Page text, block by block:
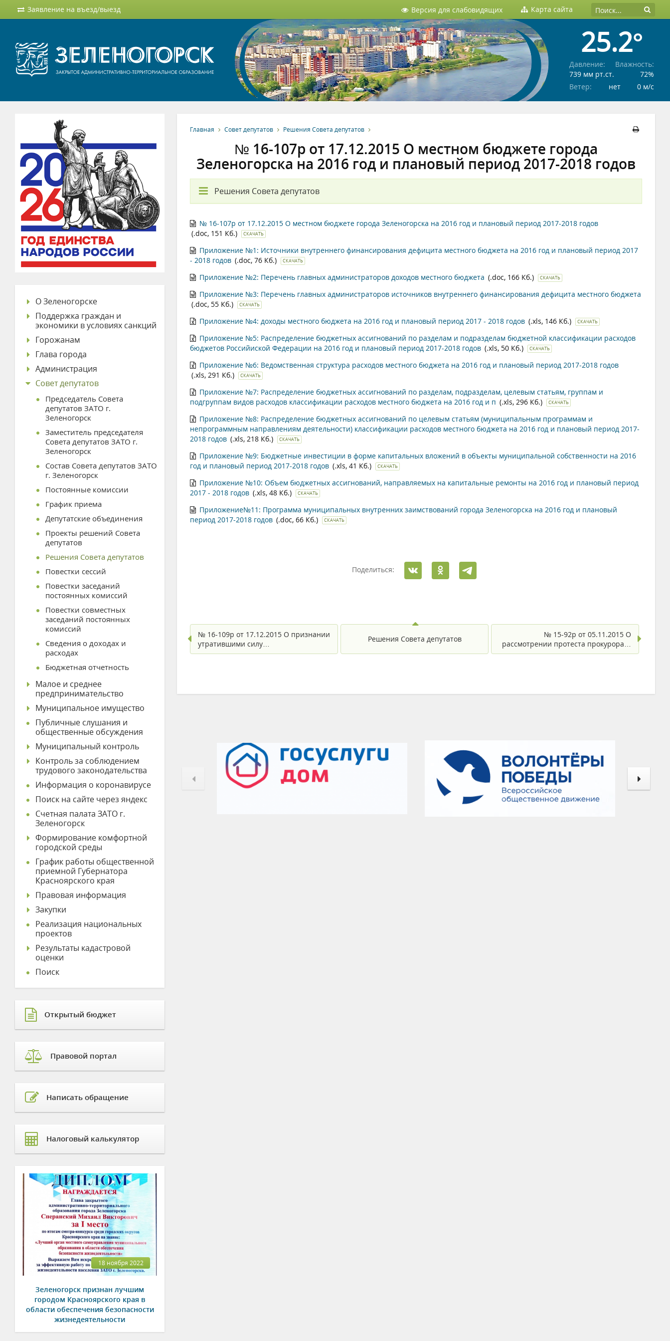
Заявление на въезд/выезд Версия для слабовидящих Карта сайта
25.2°
Давление:
739 мм рт.ст.
Влажность:
72%
Ветер:
нет 0 м/c
Главная Совет депутатов Решения Совета депутатов
№ 16-107р от 17.12.2015 О местном бюджете города
Зеленогорска на 2016 год и плановый период 2017-2018 годов
Решения Совета депутатов
№ 16-107р от 17.12.2015 О местном бюджете города Зеленогорска на 2016 год и плановый период 2017-2018 годов
(.doc, 151 Кб.)
СКАЧАТЬ
Приложение №1: Источники внутреннего финансирования дефицита местного бюджета на 2016 год и плановый период 2017
- 2018 годов (.doc, 76 Кб.) СКАЧАТЬ
Приложение №2: Перечень главных администраторов доходов местного бюджета (.doc, 166 Кб.) СКАЧАТЬ
Приложение №3: Перечень главных администраторов источников внутреннего финансирования дефицита местного бюджета
(.doc, 55 Кб.)
СКАЧАТЬ
Приложение №4: доходы местного бюджета на 2016 год и плановый период 2017 - 2018 годов (.xls, 146 Кб.) СКАЧАТЬ
Приложение №5: Распределение бюджетных ассигнований по разделам и подразделам бюджетной классификации расходов
бюджетов Российиской Федерации на 2016 год и плановый период 2017-2018 годов (.xls, 50 Кб.) СКАЧАТЬ
Приложение №6: Ведомственная структура расходов местного бюджета на 2016 год и плановый период 2017-2018 годов
(.xls, 291 Кб.)
СКАЧАТЬ
Приложение №7: Распределение бюджетных ассигнований по разделам, подразделам, целевым статьям, группам и
подгруппам видов расходов классификации расходов местного бюджета на 2016 год и п (.xls, 296 Кб.) СКАЧАТЬ
Приложение №8: Распределение бюджетных ассигнований по целевым статьям (муниципальным программам и
непрограммным направлениям деятельности) классификации расходов местного бюджета на 2016 год и плановый период 2017-
2018 годов (.xls, 218 Кб.) СКАЧАТЬ
Приложение №9: Бюджетные инвестиции в форме капитальных вложений в объекты муниципальной собственности на 2016
год и плановый период 2017-2018 годов (.xls, 41 Кб.) СКАЧАТЬ
Приложение №10: Объем бюджетных ассигнований, направляемых на капитальные ремонты на 2016 год и плановый период
2017 - 2018 годов (.xls, 48 Кб.) СКАЧАТЬ
Приложение№11: Программа муниципальных внутренних заимствований города Зеленогорска на 2016 год и плановый
период 2017-2018 годов (.doc, 66 Кб.) СКАЧАТЬ
Поделиться:
№ 16-109р от 17.12.2015 О признании
утратившими силу…
Решения Совета депутатов
№ 15-92р от 05.11.2015 О
рассмотрении протеста прокурора…
О Зеленогорске
Поддержка граждан и
экономики в условиях санкций
Горожанам
Глава города
Администрация
Совет депутатов
Председатель Совета
депутатов ЗАТО г.
Зеленогорск
Заместитель председателя
Совета депутатов ЗАТО г.
Зеленогорск
Состав Совета депутатов ЗАТО
г. Зеленогорск
Постоянные комиссии
График приема
Депутатские объединения
Проекты решений Совета
депутатов
Решения Совета депутатов
Повестки сессий
Повестки заседаний
постоянных комиссий
Повестки совместных
заседаний постоянных
комиссий
Сведения о доходах и
расходах
Бюджетная отчетность
Малое и среднее
предпринимательство
Муниципальное имущество
Публичные слушания и
общественные обсуждения
Муниципальный контроль
Контроль за соблюдением
трудового законодательства
Информация о коронавирусе
Поиск на сайте через яндекс
Счетная палата ЗАТО г.
Зеленогорск
Формирование комфортной
городской среды
График работы общественной
приемной Губернатора
Красноярского края
Правовая информация
Закупки
Реализация национальных
проектов
Результаты кадастровой
оценки
Поиск
Открытый бюджет
Правовой портал
Написать обращение
Налоговый калькулятор
18 ноября 2022
Зеленогорск признан лучшим
городом Красноярского края в
области обеспечения безопасности
жизнедеятельности